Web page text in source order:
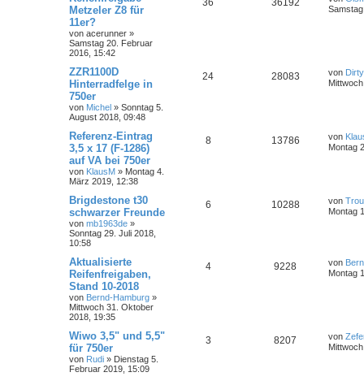
Metzeler Z8 für
11er?
von acerunner »
Samstag 20. Februar
2016, 15:42
ZZR1100D
Hinterradfelge in
750er
von Michel » Sonntag 5.
August 2018, 09:48
24 28083 von
Referenz-Eintrag
3,5 x 17 (F-1286)
auf VA bei 750er
von KlausM » Montag 4.
März 2019, 12:38
8 13786 von
Montag
Brigdestone t30
schwarzer Freunde
von mb1963de »
Sonntag 29. Juli 2018,
10:58
6 10288 von
Montag
Aktualisierte
Reifenfreigaben,
Stand 10-2018
von Bernd-Hamburg »
Mittwoch 31. Oktober
2018, 19:35
4 9228 von
Montag
Wiwo 3,5" und 5,5"
für 750er
von Rudi » Dienstag 5.
Februar 2019, 15:09
3 8207 von